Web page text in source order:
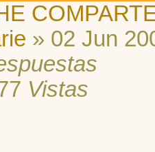
» 02 Jun
Vistas